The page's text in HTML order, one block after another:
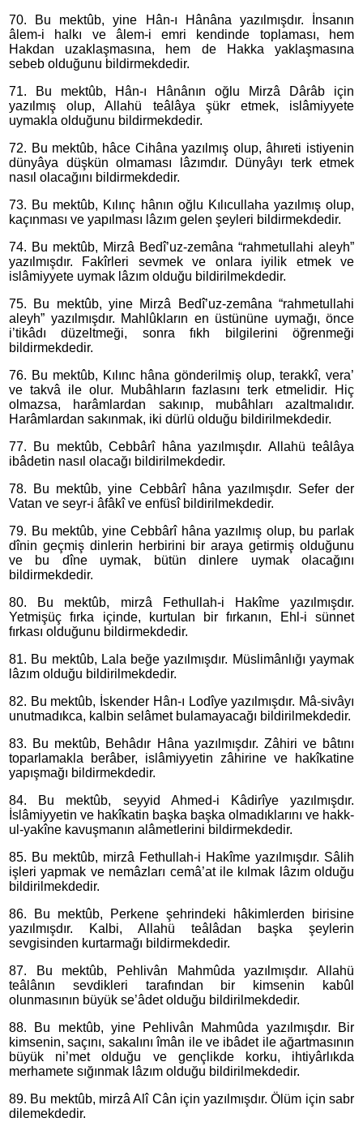
70. Bu mektûb, yine Hân-ı Hânâna yazılmışdır. İnsanın
âlem-i halkı ve âlem-i emri kendinde toplaması, hem
Hakdan uzaklaşmasına, hem de Hakka yaklaşmasına
sebeb olduğunu bildirmekdedir.
71. Bu mektûb, Hân-ı Hânânın oğlu Mirzâ Dârâb için
yazılmış olup, Allahü teâlâya şükr etmek, islâmiyyete
uymakla olduğunu bildirmekdedir.
72. Bu mektûb, hâce Cihâna yazılmış olup, âhıreti istiyenin
dünyâya düşkün olmaması lâzımdır. Dünyâyı terk etmek
nasıl olacağını bildirmekdedir.
73. Bu mektûb, Kılınç hânın oğlu Kılıcullaha yazılmış olup,
kaçınması ve yapılması lâzım gelen şeyleri bildirmekdedir.
74. Bu mektûb, Mirzâ Bedî’uz-zemâna “rahmetullahi aleyh”
yazılmışdır. Fakîrleri sevmek ve onlara iyilik etmek ve
islâmiyyete uymak lâzım olduğu bildirilmekdedir.
75. Bu mektûb, yine Mirzâ Bedî’uz-zemâna “rahmetullahi
aleyh” yazılmışdır. Mahlûkların en üstününe uymağı, önce
i’tikâdı düzeltmeği, sonra fıkh bilgilerini öğrenmeği
bildirmekdedir.
76. Bu mektûb, Kılınc hâna gönderilmiş olup, terakkî, vera’
ve takvâ ile olur. Mubâhların fazlasını terk etmelidir. Hiç
olmazsa, harâmlardan sakınıp, mubâhları azaltmalıdır.
Harâmlardan sakınmak, iki dürlü olduğu bildirilmekdedir.
77. Bu mektûb, Cebbârî hâna yazılmışdır. Allahü teâlâya
ibâdetin nasıl olacağı bildirilmekdedir.
78. Bu mektûb, yine Cebbârî hâna yazılmışdır. Sefer der
Vatan ve seyr-i âfâkî ve enfüsî bildirilmekdedir.
79. Bu mektûb, yine Cebbârî hâna yazılmış olup, bu parlak
dînin geçmiş dinlerin herbirini bir araya getirmiş olduğunu
ve bu dîne uymak, bütün dinlere uymak olacağını
bildirmekdedir.
80. Bu mektûb, mirzâ Fethullah-i Hakîme yazılmışdır.
Yetmişüç fırka içinde, kurtulan bir fırkanın, Ehl-i sünnet
fırkası olduğunu bildirmekdedir.
81. Bu mektûb, Lala beğe yazılmışdır. Müslimânlığı yaymak
lâzım olduğu bildirilmekdedir.
82. Bu mektûb, İskender Hân-ı Lodîye yazılmışdır. Mâ-sivâyı
unutmadıkca, kalbin selâmet bulamayacağı bildirilmekdedir.
83. Bu mektûb, Behâdır Hâna yazılmışdır. Zâhiri ve bâtını
toparlamakla berâber, islâmiyyetin zâhirine ve hakîkatine
yapışmağı bildirmekdedir.
84. Bu mektûb, seyyid Ahmed-i Kâdirîye yazılmışdır.
İslâmiyyetin ve hakîkatin başka başka olmadıklarını ve hakk-
ul-yakîne kavuşmanın alâmetlerini bildirmekdedir.
85. Bu mektûb, mirzâ Fethullah-i Hakîme yazılmışdır. Sâlih
işleri yapmak ve nemâzları cemâ’at ile kılmak lâzım olduğu
bildirilmekdedir.
86. Bu mektûb, Perkene şehrindeki hâkimlerden birisine
yazılmışdır. Kalbi, Allahü teâlâdan başka şeylerin
sevgisinden kurtarmağı bildirmekdedir.
87. Bu mektûb, Pehlivân Mahmûda yazılmışdır. Allahü
teâlânın sevdikleri tarafından bir kimsenin kabûl
olunmasının büyük se’âdet olduğu bildirilmekdedir.
88. Bu mektûb, yine Pehlivân Mahmûda yazılmışdır. Bir
kimsenin, saçını, sakalını îmân ile ve ibâdet ile ağartmasının
büyük ni’met olduğu ve gençlikde korku, ihtiyârlıkda
merhamete sığınmak lâzım olduğu bildirilmekdedir.
89. Bu mektûb, mirzâ Alî Cân için yazılmışdır. Ölüm için sabr
dilemekdedir.